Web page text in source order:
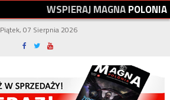
WSPIERAJMAGNAPOLONIA
Piątek, 07 Sierpnia 2026